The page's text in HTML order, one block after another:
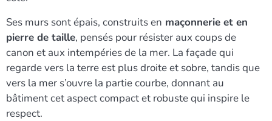
Ses murs sont épais, construits en maçonnerie et en
pierre de taille, pensés pour résister aux coups de
canon et aux intempéries de la mer. La façade qui
regarde vers la terre est plus droite et sobre, tandis que
vers la mer s’ouvre la partie courbe, donnant au
bâtiment cet aspect compact et robuste qui inspire le
respect.